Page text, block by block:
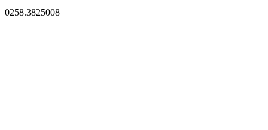
0258.3825008